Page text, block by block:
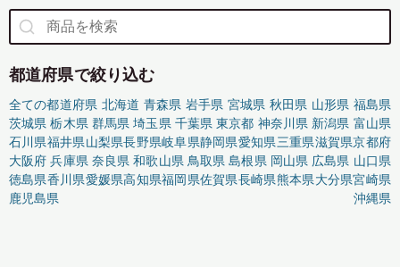
都道府県で絞り込む
全ての都道府県 北海道 青森県 岩手県 宮城県 秋田県 山形県 福島県
茨城県 栃木県 群馬県 埼玉県 千葉県 東京都 神奈川県 新潟県 富山県
石川県福井県山梨県長野県岐阜県静岡県愛知県三重県滋賀県京都府
大阪府 兵庫県 奈良県 和歌山県 鳥取県 島根県 岡山県 広島県 山口県
徳島県香川県愛媛県高知県福岡県佐賀県長崎県熊本県大分県宮崎県
鹿児島県
沖縄県